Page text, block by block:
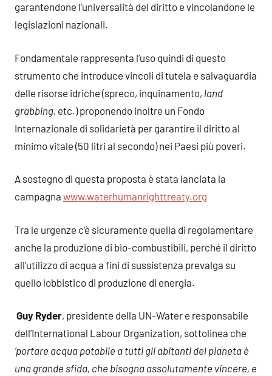
garantendone l’universalità del diritto e vincolandone le
legislazioni nazionali.
Fondamentale rappresenta l’uso quindi di questo
strumento che introduce vincoli di tutela e salvaguardia
delle risorse idriche (spreco, inquinamento, land
grabbing, etc.) proponendo inoltre un Fondo
Internazionale di solidarietà per garantire il diritto al
minimo vitale (50 litri al secondo) nei Paesi più poveri.
A sostegno di questa proposta è stata lanciata la
campagna www.waterhumanrighttreaty.org
Tra le urgenze c’è sicuramente quella di regolamentare
anche la produzione di bio-combustibili, perché il diritto
all’utilizzo di acqua a fini di sussistenza prevalga su
quello lobbistico di produzione di energia.
Guy Ryder, presidente della UN-Water e responsabile
dell’International Labour Organization, sottolinea che
‘portare acqua potabile a tutti gli abitanti del pianeta è
una grande sfida, che bisogna assolutamente vincere, e